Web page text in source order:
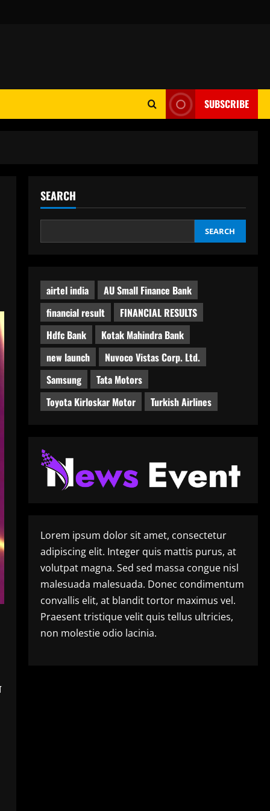
SUBSCRIBE
SEARCH
SEARCH
airtel india
AU Small Finance Bank
financial result
FINANCIAL RESULTS
Hdfc Bank
Kotak Mahindra Bank
new launch
Nuvoco Vistas Corp. Ltd.
Samsung
Tata Motors
Toyota Kirloskar Motor
Turkish Airlines
Lorem ipsum dolor sit amet, consectetur
adipiscing elit. Integer quis mattis purus, at
volutpat magna. Sed sed massa congue nisl
malesuada malesuada. Donec condimentum
convallis elit, at blandit tortor maximus vel.
Praesent tristique velit quis tellus ultricies,
non molestie odio lacinia.